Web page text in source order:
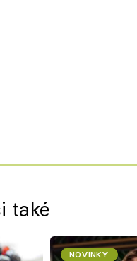
také
NOVINKY